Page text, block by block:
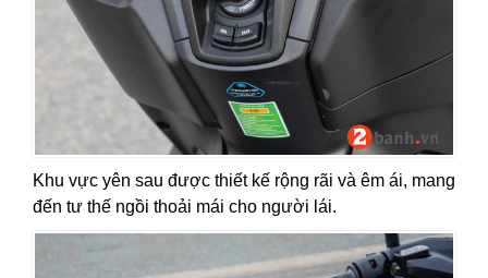
Khu vực yên sau được thiết kế rộng rãi và êm ái, mang
đến tư thế ngồi thoải mái cho người lái.